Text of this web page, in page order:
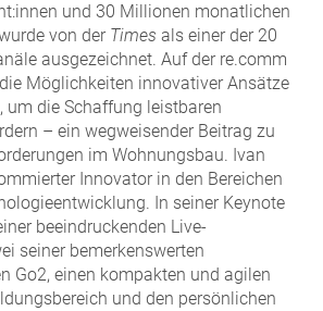
und 30 Millionen monatlichen
von der Times als einer der 20
ausgezeichnet. Auf der re.comm
Möglichkeiten innovativer Ansätze
um die Schaffung leistbaren
– ein wegweisender Beitrag zu
im Wohnungsbau. Ivan
Innovator in den Bereichen
In seiner Keynote
beeindruckenden Live-
seiner bemerkenswerten
Go2, einen kompakten und agilen
und den persönlichen